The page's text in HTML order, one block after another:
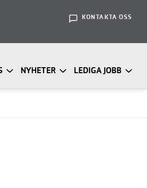
KONTAKTA OSS
NYHETER LEDIGA JOBB